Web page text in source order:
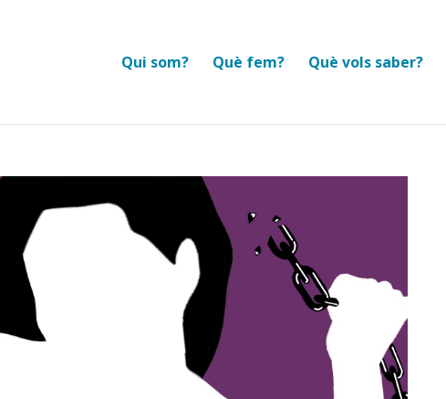
Qui som? Què fem? Què vols saber?